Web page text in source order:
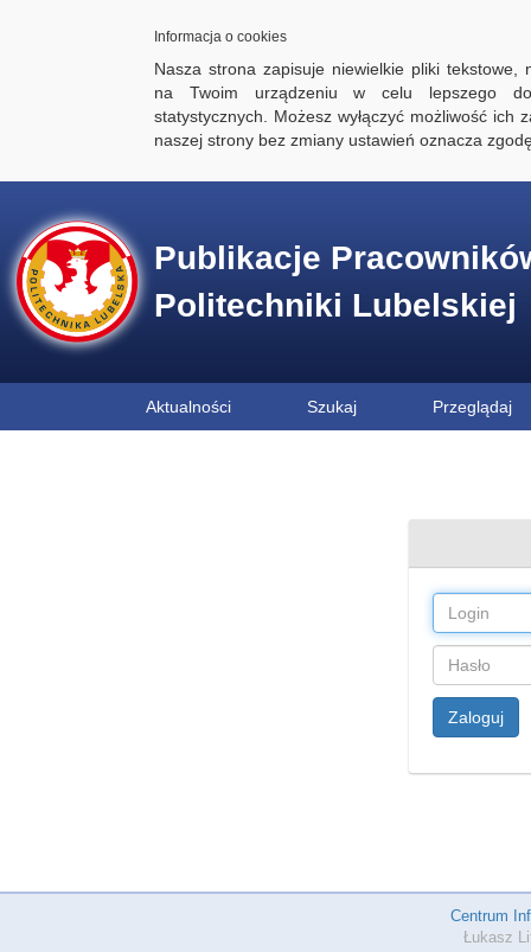
Informacja o cookies
Nasza strona zapisuje niewielkie pliki tekstowe,
na Twoim urządzeniu w celu lepszego
statystycznych. Możesz wyłączyć możliwość ich
naszej strony bez zmiany ustawień oznacza
Publikacje
Politechniki Lubelskiej
Aktualności Szukaj Przeglądaj
Zaloguj
Centrum
Łukasz